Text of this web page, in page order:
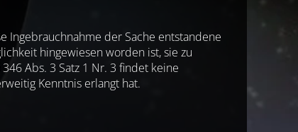
Ingebrauchnahme der Sache entstandene
hingewiesen worden ist, sie zu
Abs. 3 Satz 1 Nr. 3 findet keine
Kenntnis erlangt hat.